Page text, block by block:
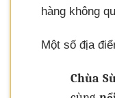
hàng không
Một số địa
Chùa